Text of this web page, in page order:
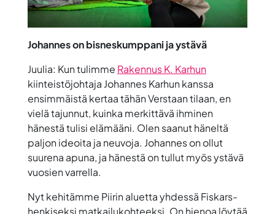
Johannes on bisneskumppani ja ystävä
Juulia: Kun tulimme Rakennus K. Karhun
kiinteistöjohtaja Johannes Karhun kanssa
ensimmäistä kertaa tähän Verstaan tilaan, en
vielä tajunnut, kuinka merkittävä ihminen
hänestä tulisi elämääni. Olen saanut häneltä
paljon ideoita ja neuvoja. Johannes on ollut
suurena apuna, ja hänestä on tullut myös ystävä
vuosien varrella.
Nyt kehitämme Piirin aluetta yhdessä Fiskars-
henkiseksi matkailukohteeksi. On hienoa löytää